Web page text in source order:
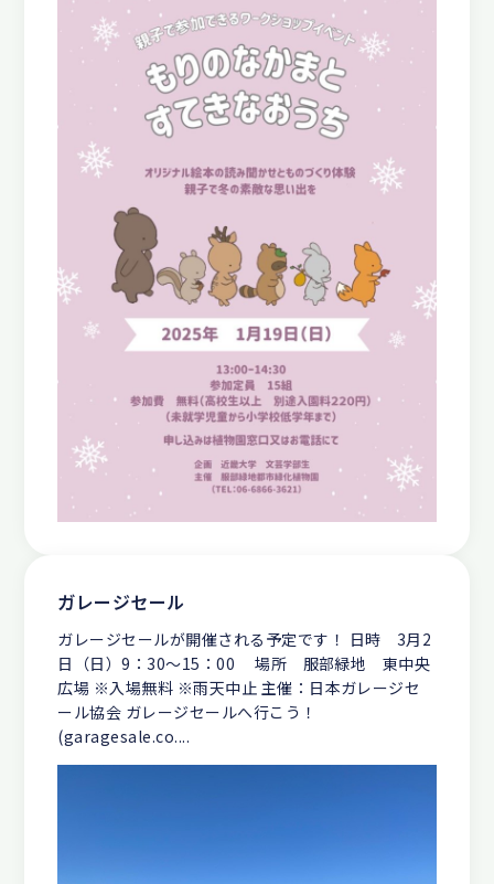
ガレージセール
ガレージセールが開催される予定です！ 日時 3月2
日（日）9：30〜15：00 場所 服部緑地 東中央
広場 ※入場無料 ※雨天中止 主催：日本ガレージセ
ール協会 ガレージセールへ行こう！
(garagesale.co....